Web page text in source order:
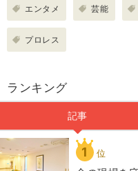
エンタメ 芸能
プロレス
ランキング
記事
1 位